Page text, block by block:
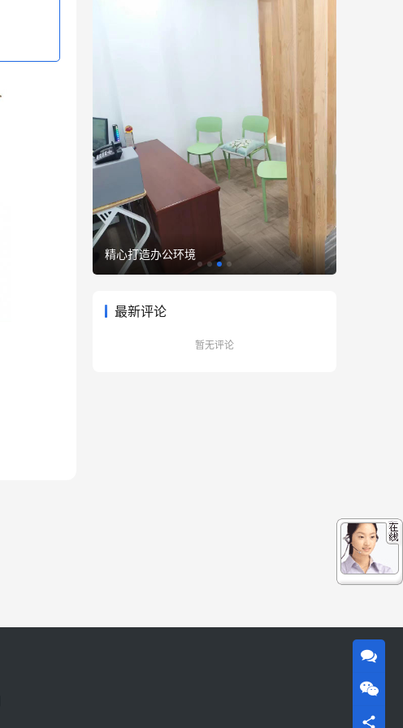
精心打造办公环境
最新评论
暂无评论